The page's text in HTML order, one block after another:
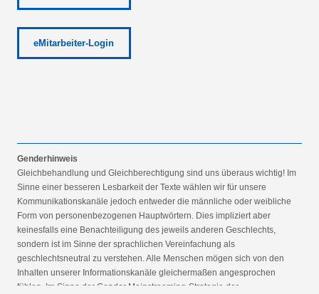
eMitarbeiter-Login
Genderhinweis
Gleichbehandlung und Gleichberechtigung sind uns überaus wichtig! Im
Sinne einer besseren Lesbarkeit der Texte wählen wir für unsere
Kommunikationskanäle jedoch entweder die männliche oder weibliche
Form von personenbezogenen Hauptwörtern. Dies impliziert aber
keinesfalls eine Benachteiligung des jeweils anderen Geschlechts,
sondern ist im Sinne der sprachlichen Vereinfachung als
geschlechtsneutral zu verstehen. Alle Menschen mögen sich von den
Inhalten unserer Informationskanäle gleichermaßen angesprochen
fühlen. Im Sinne der Gender Mainstreaming-Strategie der